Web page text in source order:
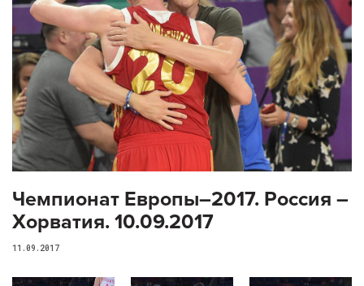
Чемпионат Европы–2017. Россия –
Хорватия. 10.09.2017
11.09.2017